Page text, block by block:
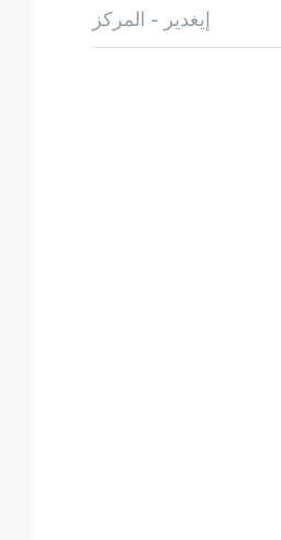
إيغدير - المركز